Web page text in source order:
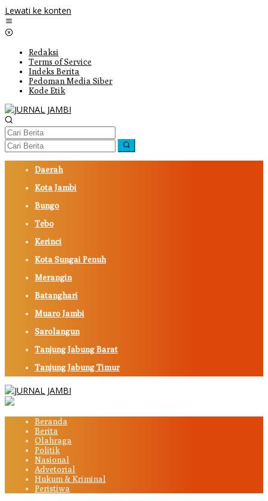
Lewati ke konten
Redaksi
Terms of Service
Indeks Berita
Pedoman Media Siber
Kode Etik
Daerah
Kota Jambi
Bungo
Tebo
Kerinci
Kota Sungai Penuh
Merangin
Batanghari
Muaro Jambi
Sarolangun
Tanjung Jabung Barat
Tanjung Jabung Timur
Beranda
Berita
Olahraga
Politik
Nasional
Advetorial
Hukum & Kriminal
Peristiwa